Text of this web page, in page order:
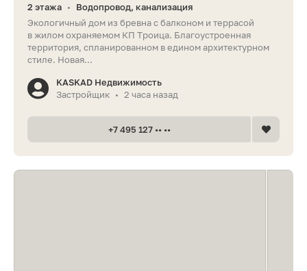
2 этажа •
Водопровод, канализация
Экологичный дом из бревна с балконом и террасой
в жилом охраняемом КП Троица. Благоустроенная
территория, спланированном в едином архитектурном
стиле. Новая...
KASKAD Недвижимость
Застройщик • 2 часа назад
+7 495 127 •• ••